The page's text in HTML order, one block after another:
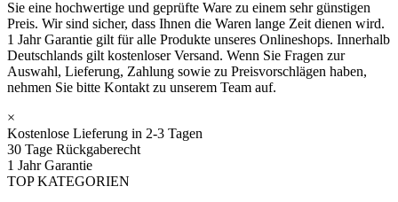
Sie eine hochwertige und geprüfte Ware zu einem sehr günstigen
Preis. Wir sind sicher, dass Ihnen die Waren lange Zeit dienen wird.
1 Jahr Garantie gilt für alle Produkte unseres Onlineshops. Innerhalb
Deutschlands gilt kostenloser Versand. Wenn Sie Fragen zur
Auswahl, Lieferung, Zahlung sowie zu Preisvorschlägen haben,
nehmen Sie bitte Kontakt zu unserem Team auf.
×
Kostenlose Lieferung in 2-3 Tagen
30 Tage Rückgaberecht
1 Jahr Garantie
TOP KATEGORIEN